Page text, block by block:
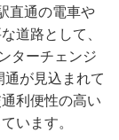
直通の電車や
道路として、
ターチェンジ
が見込まれて
利便性の高い
います。